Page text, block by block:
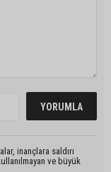
inançlara saldırı
ve büyük